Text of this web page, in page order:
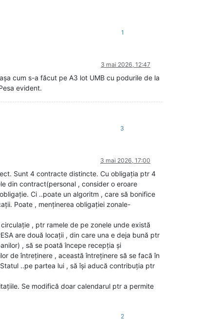
1
3 mai 2026, 12:47
cum s-a făcut pe A3 lot UMB cu podurile de la
evident.
3
3 mai 2026, 17:00
Sunt 4 contracte distincte. Cu obligația ptr 4
din contract(personal , consider o eroare
Ci ..poate un algoritm , care să bonifice
Poate , menținerea obligației zonale-
, ptr ramele de pe zonele unde există
are două locații , din care una e deja bună ptr
, să se poată începe recepția și
de întreținere , această întreținere să se facă în
..pe partea lui , să își aducă contribuția ptr
Se modifică doar calendarul ptr a permite
2